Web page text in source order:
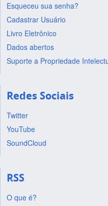
Esqueceu sua senha?
Cadastrar Usuário
Livro Eletrônico
Dados abertos
Suporte a Propriedade
Redes Sociais
Twitter
YouTube
SoundCloud
RSS
O que é?